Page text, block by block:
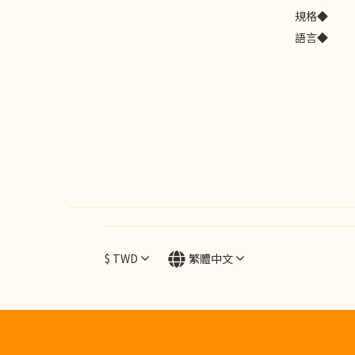
規格◆
語言◆
$ TWD 繁體中文